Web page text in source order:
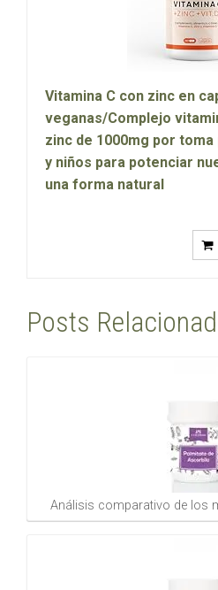
Vitamina C con zinc en
veganas/Complejo
zinc de 1000mg por
y niños para potenciar
una forma natural
Posts
Análisis comparativo de los